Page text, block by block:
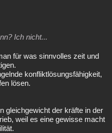
Ich nicht...
für was sinnvolles zeit und
konfliktlösungsfähigkeit,
lösen.
gleichgewicht der kräfte in der
weil es eine gewisse macht